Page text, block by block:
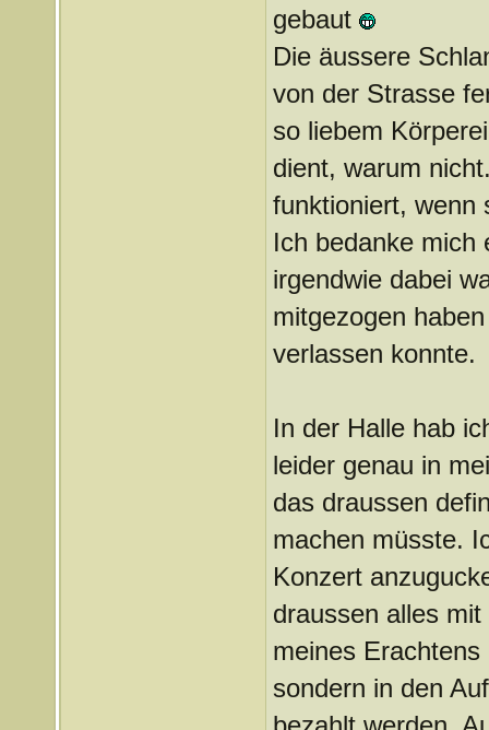
gebaut
Die äussere
von der Strasse
so liebem
dient, warum
funktioniert, wenn
Ich bedanke mich
irgendwie dabei
mitgezogen
verlassen konnte.
In der Halle hab
leider genau in
das draussen
machen müsste.
Konzert
draussen alles
meines
sondern in den